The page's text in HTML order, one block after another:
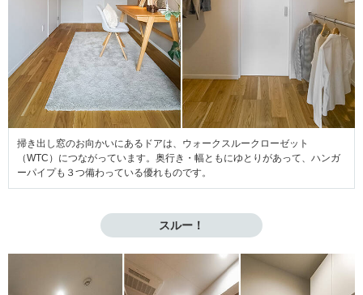
掃き出し窓のお向かいにあるドアは、ウォークスルークローゼット
（WTC）につながっています。奥行き・幅ともにゆとりがあって、ハンガ
ーパイプも３つ備わっている優れものです。
スルー！